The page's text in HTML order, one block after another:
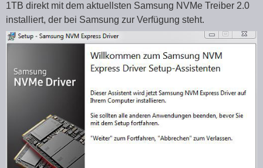
1TB direkt mit dem aktuellsten Samsung NVMe Treiber 2.0
installiert, der bei Samsung zur Verfügung steht.